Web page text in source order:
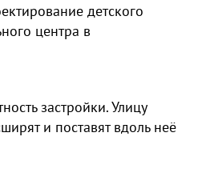
детского
центра в
застройки. Улицу
и поставят вдоль неё